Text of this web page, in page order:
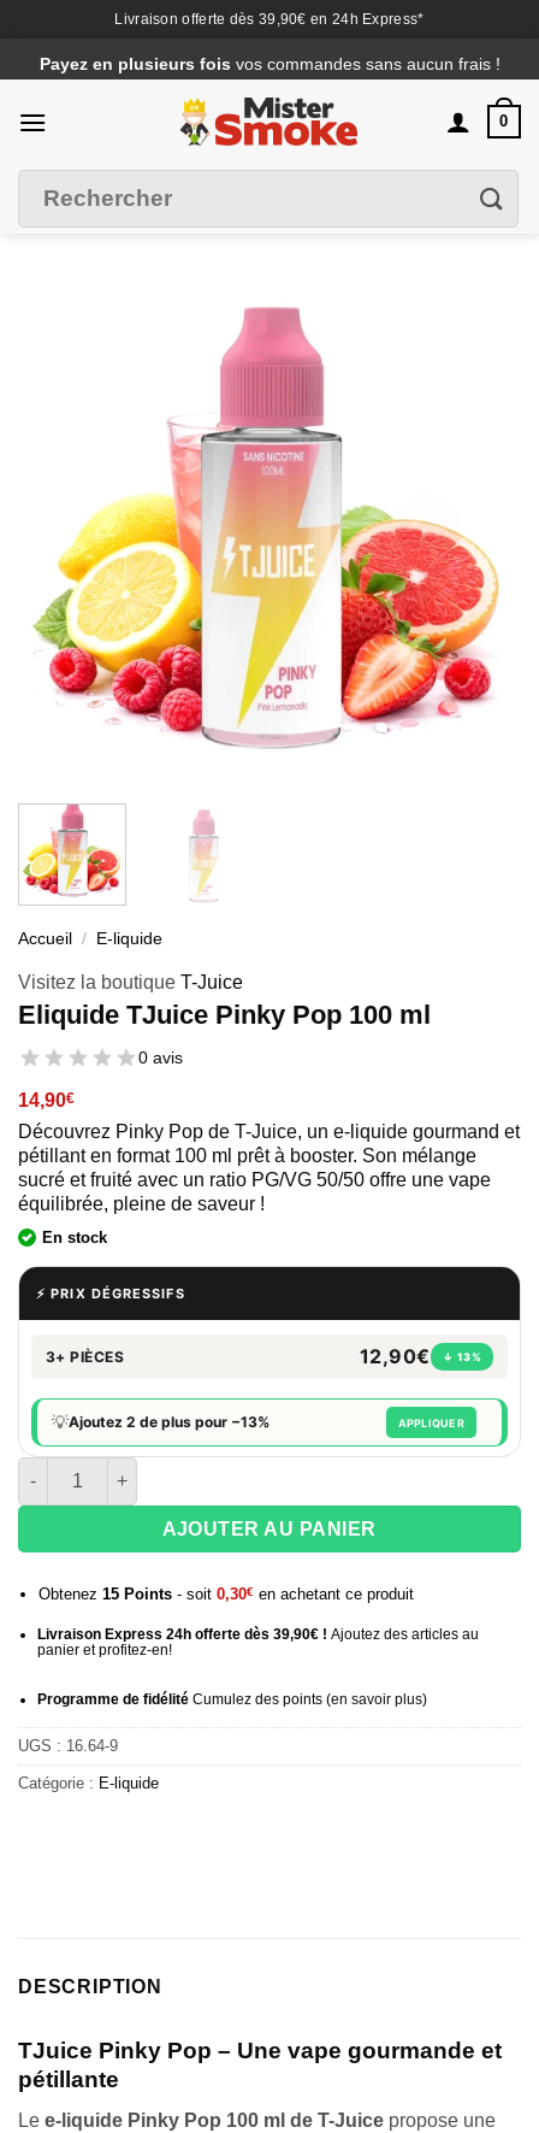
Livraison offerte dès 39,90€ en 24h Express*
au
contenu
Payez en plusieurs fois vos commandes sans aucun frais !
0
pour :
Accueil / E-liquide
Visitez la boutique T-Juice
Eliquide TJuice Pinky Pop 100 ml
0 avis
14,90€
Découvrez Pinky Pop de T-Juice, un e-liquide gourmand et
pétillant en format 100 ml prêt à booster. Son mélange
sucré et fruité avec un ratio PG/VG 50/50 offre une vape
équilibrée, pleine de saveur !
En stock
⚡ PRIX DÉGRESSIFS
3+ PIÈCES 12,90€ ↓ 13%
💡Ajoutez 2 de plus pour −13% APPLIQUER
quantité de Eliquide TJuice Pinky Pop 100 ml
AJOUTER AU PANIER
Obtenez 15Points- soit 0,30€ en achetant ce produit
Livraison Express 24h offerte dès 39,90€ ! Ajoutez des articles au
panier et profitez-en!
Programme de fidélitéCumulez des points (en savoir plus)
UGS : 16.64-9
Catégorie : E-liquide
DESCRIPTION
TJuice Pinky Pop – Une vape gourmande et
pétillante
Le e-liquide Pinky Pop 100 ml de T-Juice propose une